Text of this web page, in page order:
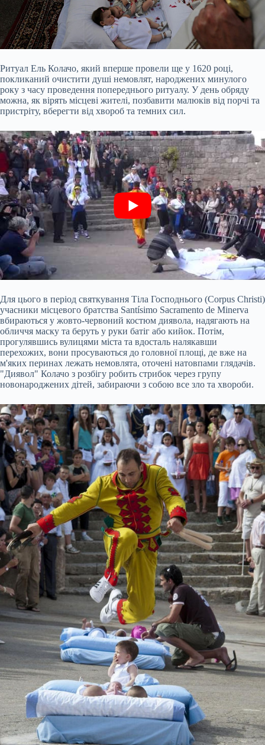
Ритуал Ель Колачо, який вперше провели ще у 1620 році,
покликаний очистити душі немовлят, народжених минулого
року з часу проведення попереднього ритуалу. У день обряду
можна, як вірять місцеві жителі, позбавити малюків від порчі та
пристріту, вберегти від хвороб та темних сил.
Для цього в період святкування Тіла Господнього (Corpus Christi)
учасники місцевого братства Santísimo Sacramento de Minerva
вбираються у жовто-червоний костюм диявола, надягають на
обличчя маску та беруть у руки батіг або кийок. Потім,
прогулявшись вулицями міста та вдосталь налякавши
перехожих, вони просуваються до головної площі, де вже на
м'яких перинах лежать немовлята, оточені натовпами глядачів.
"Диявол" Колачо з розбігу робить стрибок через групу
новонароджених дітей, забираючи з собою все зло та хвороби.